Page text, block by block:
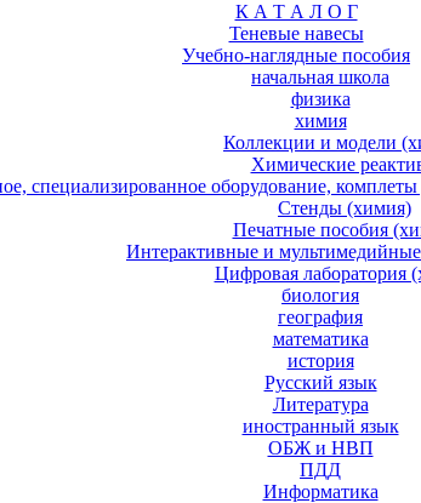
К А Т А Л О Г
Теневые навесы
Учебно-наглядные пособия
начальная школа
физика
химия
Коллекции и модели
Химические
специализированное оборудование,
Стенды (химия)
Печатные пособия
Интерактивные и
Цифровая лаборатория
биология
география
математика
история
Русский язык
Литература
иностранный язык
ОБЖ и НВП
ПДД
Информатика